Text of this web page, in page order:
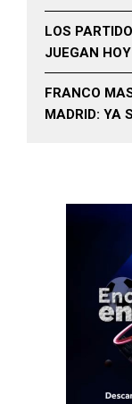
LOS
JUEGAN
FRANCO
MADRID: YA